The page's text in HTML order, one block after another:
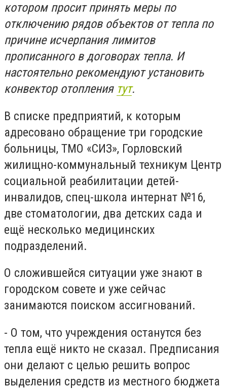
котором просит принять меры по
отключению рядов объектов от тепла по
причине исчерпания лимитов
прописанного в договорах тепла. И
настоятельно рекомендуют установить
конвектор отопления тут.
В списке предприятий, к которым
адресовано обращение три городские
больницы, ТМО «СИЗ», Горловский
жилищно-коммунальный техникум Центр
социальной реабилитации детей-
инвалидов, спец-школа интернат №16,
две стоматологии, два детских сада и
ещё несколько медицинских
подразделений.
О сложившейся ситуации уже знают в
городском совете и уже сейчас
занимаются поиском ассигнований.
- О том, что учреждения останутся без
тепла ещё никто не сказал. Предписания
они делают с целью решить вопрос
выделения средств из местного бюджета